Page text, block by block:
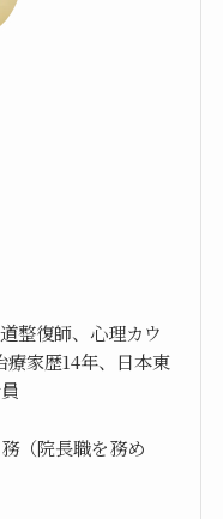
整復師、心理カウ
家歴14年、日本東
（院長職を務め